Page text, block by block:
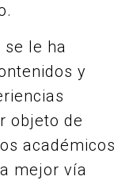
se le ha
y
objeto de
académicos
mejor vía